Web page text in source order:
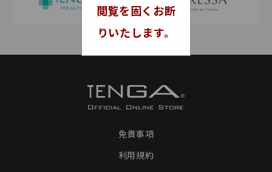
閲覧を固くお断
りいたします。
免責事項
利用規約